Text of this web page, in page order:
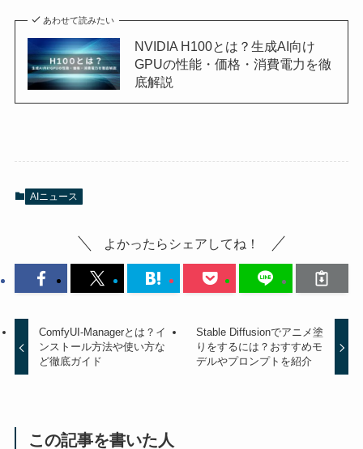
あわせて読みたい
NVIDIA H100とは？生成AI向け
GPUの性能・価格・消費電力を徹
底解説
AIニュース
よかったらシェアしてね！
ComfyUI-Managerとは？イ
ンストール方法や使い方な
ど徹底ガイド
Stable Diffusionでアニメ塗
りをするには？おすすめモ
デルやプロンプトを紹介
この記事を書いた人